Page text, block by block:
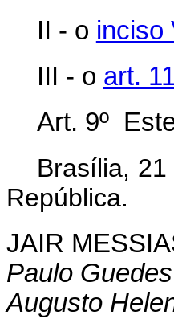
II - o inciso
III - o art.
Art. 9º
Brasília,
República.
JAIR
Paulo Guedes
Augusto